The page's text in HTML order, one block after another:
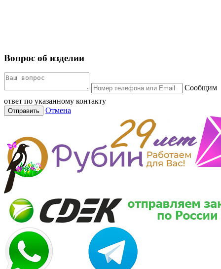
Вопрос об изделии
Сообщим
ответ по указанному контакту
Отправить Отмена